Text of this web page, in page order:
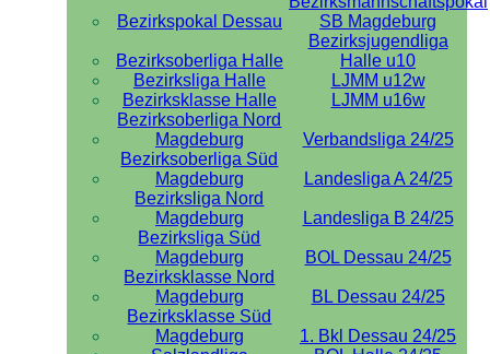
Bezirkspokal Dessau
SB Magdeburg
Bezirksoberliga Halle
Bezirksjugendliga
Halle u10
Bezirksliga Halle
LJMM u12w
Bezirksklasse Halle
LJMM u16w
Bezirksoberliga Nord
Magdeburg
Verbandsliga 24/25
Bezirksoberliga Süd
Magdeburg
Landesliga A 24/25
Bezirksliga Nord
Magdeburg
Landesliga B 24/25
Bezirksliga Süd
Magdeburg
BOL Dessau 24/25
Bezirksklasse Nord
Magdeburg
BL Dessau 24/25
Bezirksklasse Süd
Magdeburg
1. Bkl Dessau 24/25